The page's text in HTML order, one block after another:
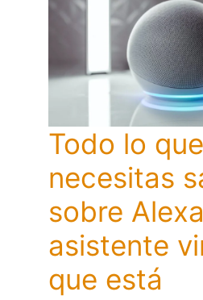
Todo lo que
necesitas
sobre
asistente
que está